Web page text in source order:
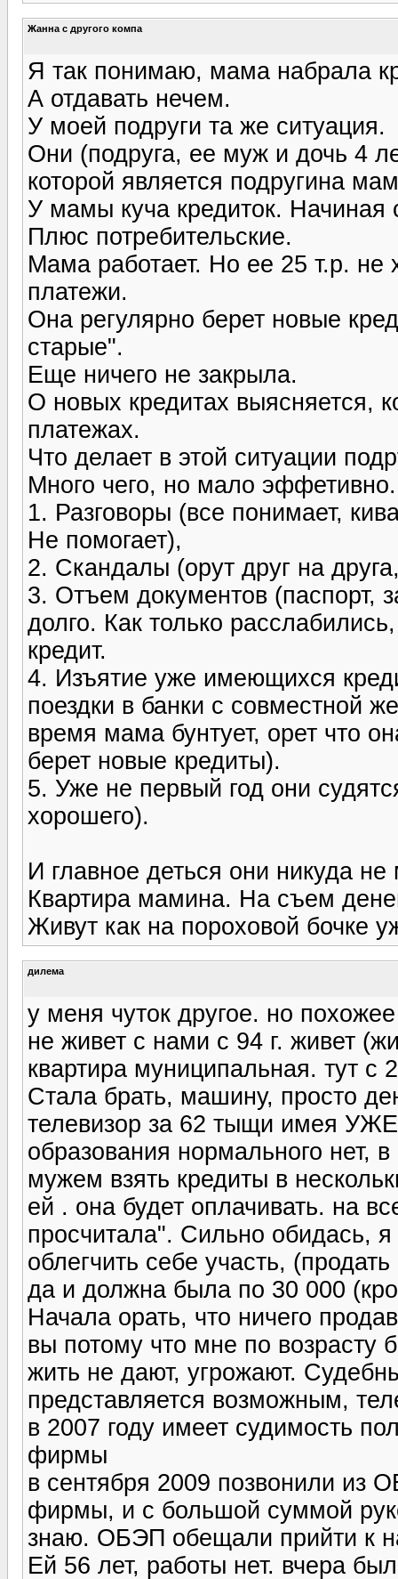
Жанна с другого компа
Я так понимаю, мама набрала
А отдавать нечем.
У моей подруги та же ситуация.
Они (подруга, ее муж и дочь 4
которой является подругина
У мамы куча кредиток. Начиная
Плюс потребительские.
Мама работает. Но ее 25 т.р.
платежи.
Она регулярно берет новые
старые".
Еще ничего не закрыла.
О новых кредитах выясняется,
платежах.
Что делает в этой ситуации
Много чего, но мало эффетивно.
1. Разговоры (все понимает,
Не помогает),
2. Скандалы (орут друг на
3. Отъем документов (паспорт,
долго. Как только
кредит.
4. Изъятие уже имеющихся
поездки в банки с совместной
время мама бунтует, орет что
берет новые кредиты).
5. Уже не первый год они
хорошего).
И главное деться они никуда не
Квартира мамина. На съем
Живут как на пороховой бочке
дилема
у меня чуток другое. но
не живет с нами с 94 г. живет
квартира муниципальная. тут с
Стала брать, машину, просто
телевизор за 62 тыщи имея
образования нормального нет,
мужем взять кредиты в
ей . она будет оплачивать. на
просчитала". Сильно обидась,
облегчить себе участь,
да и должна была по 30 000
Начала орать, что ничего
вы потому что мне по возрасту
жить не дают, угрожают.
представляется возможным,
в 2007 году имеет судимость
фирмы
в сентября 2009 позвонили из
фирмы, и с большой суммой
знаю. ОБЭП обещали прийти к
Ей 56 лет, работы нет. вчера